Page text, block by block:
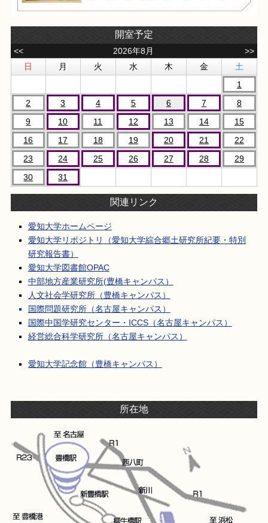
開室予定
<< 2026年8月
>>
日
月 火 水 木 金
土
1
2
3 4 5 6 7
8
9
10 11 12 13 14
15
16
17 18 19 20 21
22
23
24 25 26 27 28
29
30
31
関連リンク
愛知大学ホームページ
愛知大学リポジトリ（愛知大学綜合郷土研究所紀要・特別
研究報告書）
愛知大学図書館OPAC
中部地方産業研究所(豊橋キャンパス）
人文社会学研究所（豊橋キャンパス）
国際問題研究所（名古屋キャンパス）
国際中国学研究センター・ICCS（名古屋キャンパス）
経営総合科学研究所（名古屋キャンパス）
愛知大学記念館（豊橋キャンパス）
所在地